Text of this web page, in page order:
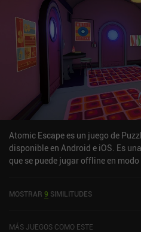
Atomic Escape es un juego de
disponible en Android e iOS. Es
que se puede jugar offline en
MOSTRAR 9 SIMILITUDES
MÁS JUEGOS COMO ESTE